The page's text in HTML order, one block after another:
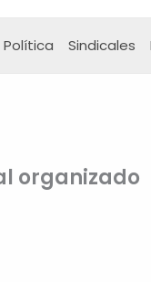
Política Sindicales
organizado